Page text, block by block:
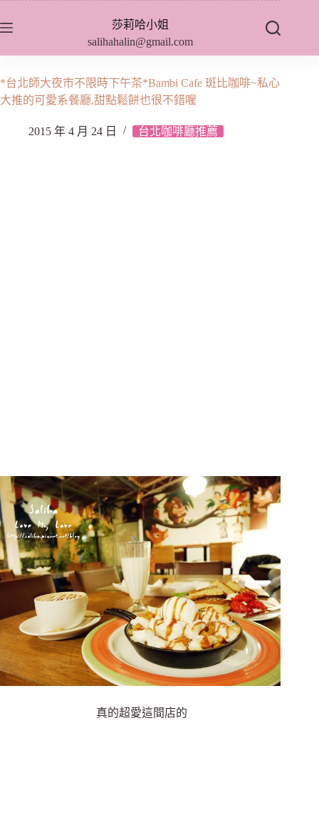
至
內
容
莎莉哈小姐
salihahalin@gmail.com
*台北師大夜市不限時下午茶*Bambi Cafe 斑比咖啡~私心
大推的可愛系餐廳,甜點鬆餅也很不錯喔
2015 年 4 月 24 日 台北咖啡廳推薦
真的超愛這間店的